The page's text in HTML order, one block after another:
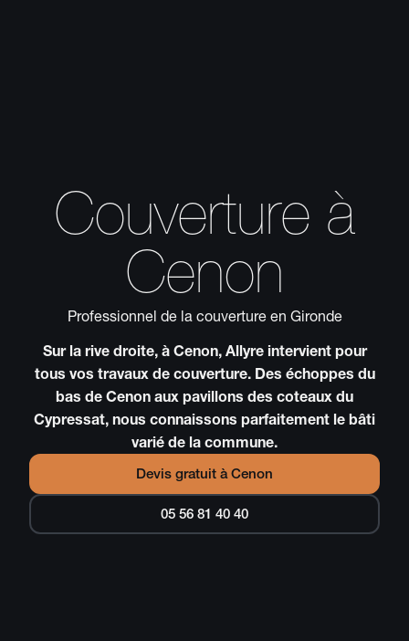
Couverture à
Cenon
Professionnel de la couverture en Gironde
Sur la rive droite, à Cenon, Allyre intervient pour
tous vos travaux de couverture. Des échoppes du
bas de Cenon aux pavillons des coteaux du
Cypressat, nous connaissons parfaitement le bâti
varié de la commune.
Devis gratuit àCenon
05 56 81 40 40